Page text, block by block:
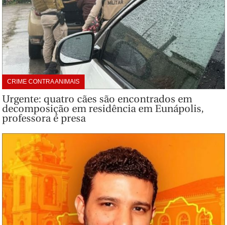
CRIME CONTRA ANIMAIS
Urgente: quatro cães são encontrados em
decomposição em residência em Eunápolis,
professora é presa